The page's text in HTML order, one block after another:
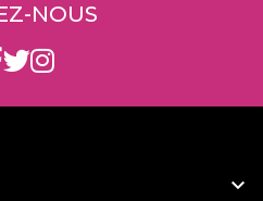
appellations et explorer
devins bio du Beaujolais
NOUS
